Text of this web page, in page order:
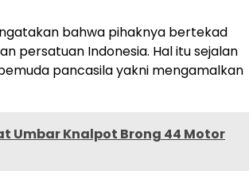
bahwa pihaknya bertekad
persatuan Indonesia. Hal itu sejalan
pancasila yakni mengamalkan
Umbar Knalpot Brong 44 Motor